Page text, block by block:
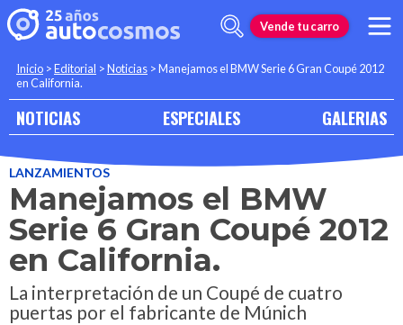
Vende tu carro
Inicio >Editorial >Noticias >Manejamos el BMW Serie 6 Gran Coupé 2012
en California.
NOTICIAS ESPECIALES GALERIAS
LANZAMIENTOS
Manejamos el BMW
Serie 6 Gran Coupé 2012
en California.
La interpretación de un Coupé de cuatro
puertas por el fabricante de Múnich